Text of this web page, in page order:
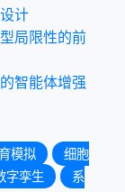
计
局限性的前
智能体增强
模拟
细胞
字孪生
系